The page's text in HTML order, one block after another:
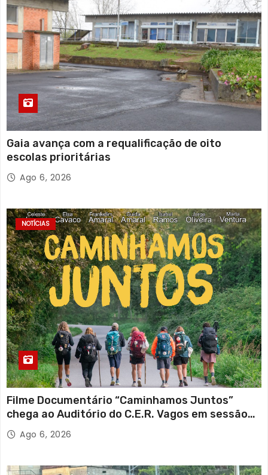
Gaia avança com a requalificação de oito
escolas prioritárias
Ago 6, 2026
NOTÍCIAS
Filme Documentário “Caminhamos Juntos”
chega ao Auditório do C.E.R. Vagos em sessão
solidária
Ago 6, 2026